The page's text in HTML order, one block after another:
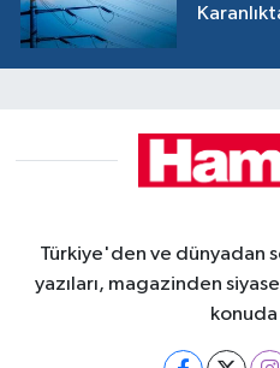
Türkiye'den ve dünyadan
yazıları, magazinden
konuda